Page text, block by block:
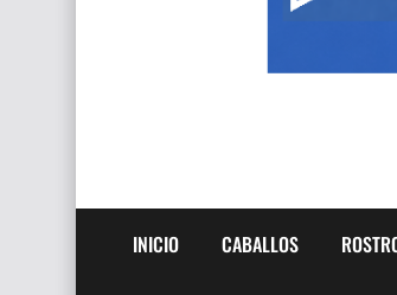
INICIO CABALLOS